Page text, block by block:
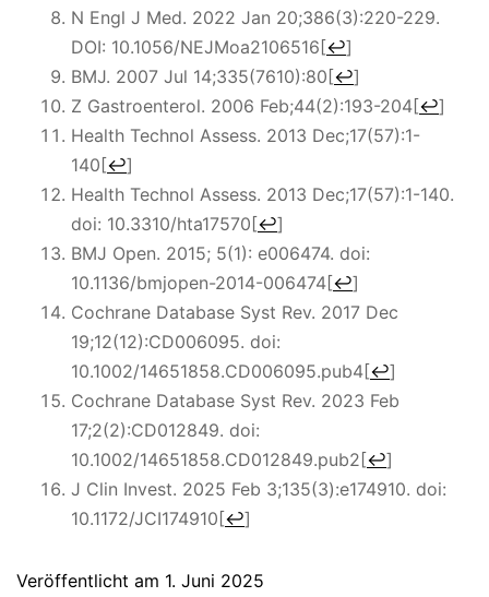
N Engl J Med. 2022 Jan 20;386(3):220-229.
DOI: 10.1056/NEJMoa2106516[↩]
BMJ. 2007 Jul 14;335(7610):80[↩]
Z Gastroenterol. 2006 Feb;44(2):193-204[↩]
Health Technol Assess. 2013 Dec;17(57):1-
140[↩]
Health Technol Assess. 2013 Dec;17(57):1-140.
doi: 10.3310/hta17570[↩]
BMJ Open. 2015; 5(1): e006474. doi:
10.1136/bmjopen-2014-006474[↩]
Cochrane Database Syst Rev. 2017 Dec
19;12(12):CD006095. doi:
10.1002/14651858.CD006095.pub4[↩]
Cochrane Database Syst Rev. 2023 Feb
17;2(2):CD012849. doi:
10.1002/14651858.CD012849.pub2[↩]
J Clin Invest. 2025 Feb 3;135(3):e174910. doi:
10.1172/JCI174910[↩]
Veröffentlicht am 1. Juni 2025